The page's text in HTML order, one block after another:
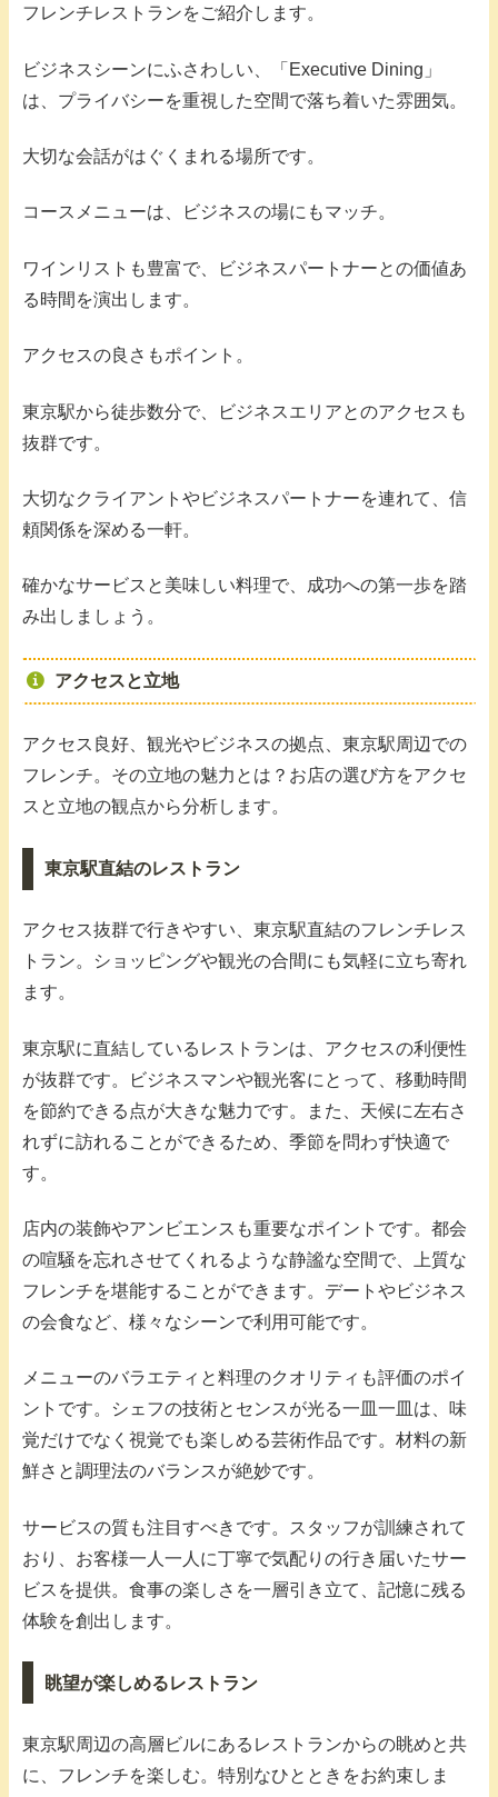
フレンチレストランをご紹介します。
ビジネスシーンにふさわしい、「Executive Dining」
は、プライバシーを重視した空間で落ち着いた雰囲気。
大切な会話がはぐくまれる場所です。
コースメニューは、ビジネスの場にもマッチ。
ワインリストも豊富で、ビジネスパートナーとの価値あ
る時間を演出します。
アクセスの良さもポイント。
東京駅から徒歩数分で、ビジネスエリアとのアクセスも
抜群です。
大切なクライアントやビジネスパートナーを連れて、信
頼関係を深める一軒。
確かなサービスと美味しい料理で、成功への第一歩を踏
み出しましょう。
アクセスと立地
アクセス良好、観光やビジネスの拠点、東京駅周辺での
フレンチ。その立地の魅力とは？お店の選び方をアクセ
スと立地の観点から分析します。
東京駅直結のレストラン
アクセス抜群で行きやすい、東京駅直結のフレンチレス
トラン。ショッピングや観光の合間にも気軽に立ち寄れ
ます。
東京駅に直結しているレストランは、アクセスの利便性
が抜群です。ビジネスマンや観光客にとって、移動時間
を節約できる点が大きな魅力です。また、天候に左右さ
れずに訪れることができるため、季節を問わず快適で
す。
店内の装飾やアンビエンスも重要なポイントです。都会
の喧騒を忘れさせてくれるような静謐な空間で、上質な
フレンチを堪能することができます。デートやビジネス
の会食など、様々なシーンで利用可能です。
メニューのバラエティと料理のクオリティも評価のポイ
ントです。シェフの技術とセンスが光る一皿一皿は、味
覚だけでなく視覚でも楽しめる芸術作品です。材料の新
鮮さと調理法のバランスが絶妙です。
サービスの質も注目すべきです。スタッフが訓練されて
おり、お客様一人一人に丁寧で気配りの行き届いたサー
ビスを提供。食事の楽しさを一層引き立て、記憶に残る
体験を創出します。
眺望が楽しめるレストラン
東京駅周辺の高層ビルにあるレストランからの眺めと共
に、フレンチを楽しむ。特別なひとときをお約束しま